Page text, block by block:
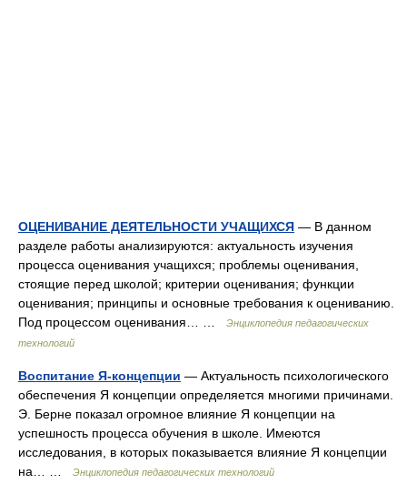
ОЦЕНИВАНИЕ ДЕЯТЕЛЬНОСТИ УЧАЩИХСЯ — В данном
разделе работы анализируются: актуальность изучения
процесса оценивания учащихся; проблемы оценивания,
стоящие перед школой; критерии оценивания; функции
оценивания; принципы и основные требования к оцениванию.
Под процессом оценивания… …
Энциклопедия педагогических
технологий
Воспитание Я-концепции — Актуальность психологического
обеспечения Я концепции определяется многими причинами.
Э. Берне показал огромное влияние Я концепции на
успешность процесса обучения в школе. Имеются
исследования, в которых показывается влияние Я концепции
на… …
Энциклопедия педагогических технологий